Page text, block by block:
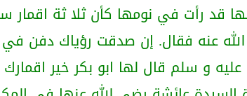
قد رأت في نومها كأن ثلا ثة
عنه فقال. إن صدقت رؤياك دفن في
و سلم قال لها ابو بكر خير